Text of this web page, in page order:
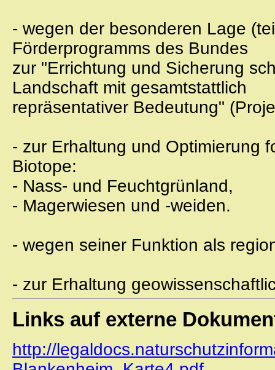
- wegen der besonderen Lage
Förderprogramms des Bundes
zur "Errichtung und Sicherung
Landschaft mit gesamtstattlich
repräsentativer Bedeutung"
- zur Erhaltung und Optimierung
Biotope:
- Nass- und Feuchtgrünland,
- Magerwiesen und -weiden.
- wegen seiner Funktion als
- zur Erhaltung
Links auf externe
http://